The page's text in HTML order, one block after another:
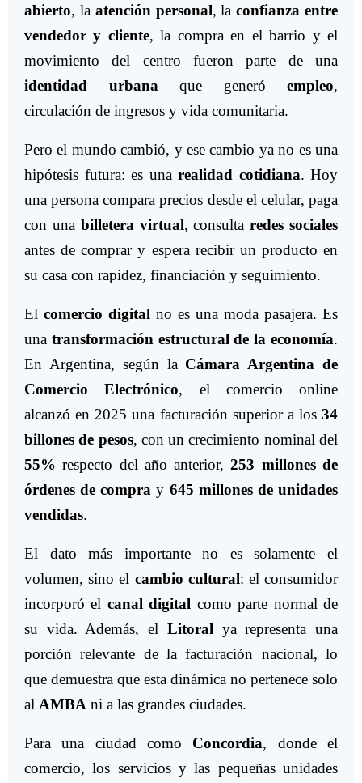
abierto, la atención personal, laconfianza entre
vendedor y cliente, la compra en el barrio y el
movimiento del centro fueron parte de una
identidad urbana que generó empleo,
circulación de ingresos y vida comunitaria.
Pero el mundo cambió, y ese cambio ya no es una
hipótesis futura: es una realidad cotidiana. Hoy
una persona compara precios desde el celular, paga
con una billetera virtual, consultaredes sociales
antes de comprar y espera recibir un producto en
su casa con rapidez, financiación y seguimiento.
El comercio digital no es una moda pasajera. Es
una transformación estructural de la economía.
En Argentina, según la Cámara Argentina de
Comercio Electrónico, el comercio online
alcanzó en 2025 una facturación superior a los 34
billones de pesos, con un crecimiento nominal del
55% respecto del año anterior,253 millones de
órdenes de compra y 645 millones de unidades
vendidas.
El dato más importante no es solamente el
volumen, sino el cambio cultural: el consumidor
incorporó el canal digital como parte normal de
su vida. Además, el Litoral ya representa una
porción relevante de la facturación nacional, lo
que demuestra que esta dinámica no pertenece solo
al AMBA ni a las grandes ciudades.
Para una ciudad como Concordia, donde el
comercio, los servicios y las pequeñas unidades